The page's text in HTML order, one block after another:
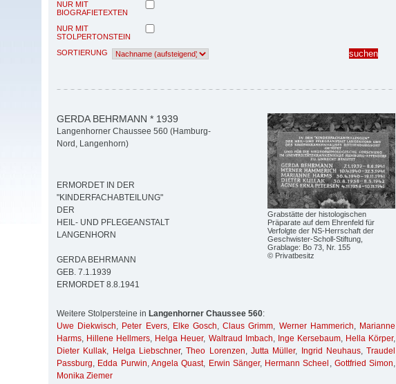
NUR MIT
BIOGRAFIETEXTEN
NUR MIT
STOLPERTONSTEIN
SORTIERUNG
Grabstätte der histologischen
Präparate auf dem Ehrenfeld für
Verfolgte der NS-Herrschaft der
Geschwister-Scholl-Stiftung,
Grablage: Bo 73, Nr. 155
© Privatbesitz
GERDA BEHRMANN * 1939
Langenhorner Chaussee 560 (Hamburg-
Nord, Langenhorn)
ERMORDET IN DER
"KINDERFACHABTEILUNG"
DER
HEIL- UND PFLEGEANSTALT
LANGENHORN
GERDA BEHRMANN
GEB. 7.1.1939
ERMORDET 8.8.1941
Weitere Stolpersteine in Langenhorner Chaussee 560:
Uwe Diekwisch, Peter Evers, Elke Gosch,Claus Grimm, Werner Hammerich, Marianne
Harms, Hillene Hellmers, Helga Heuer, Waltraud Imbach, Inge Kersebaum, Hella Körper,
Dieter Kullak, Helga Liebschner,Theo Lorenzen, Jutta Müller, Ingrid Neuhaus,Traudel
Passburg, Edda Purwin, Angela Quast, Erwin Sänger, Hermann Scheel , Gottfried Simon,
Monika Ziemer